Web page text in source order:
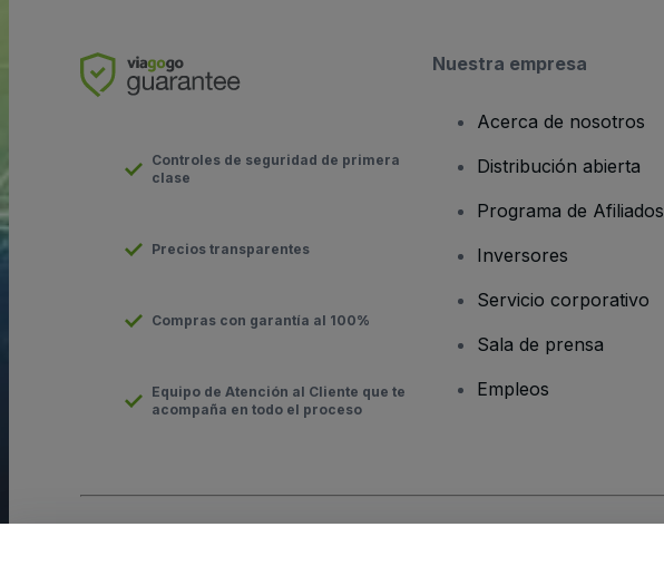
Controles de seguridad de primera
clase
Precios transparentes
Compras con garantía al 100%
Equipo de Atención al Cliente que te
acompaña en todo el proceso
Nuestra empresa
Acerca de nosotros
Distribución abierta
Programa de Afiliados
Inversores
Servicio corporativo
Sala de prensa
Empleos